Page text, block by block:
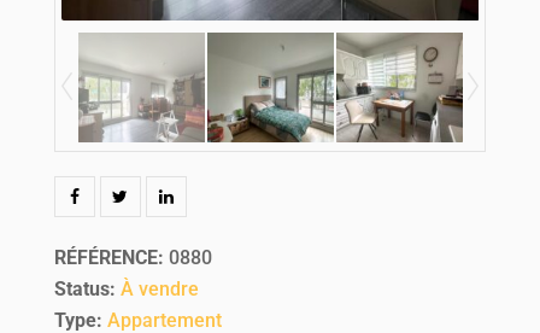
RÉFÉRENCE: 0880
Status: À vendre
Type: Appartement